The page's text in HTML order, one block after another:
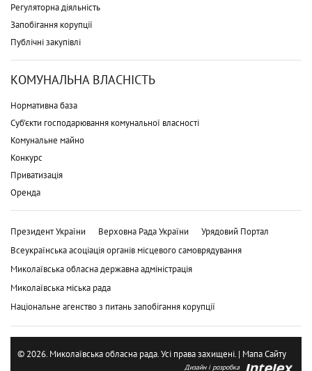
Регуляторна діяльність
Запобігання корупції
Публічні закупівлі
КОМУНАЛЬНА ВЛАСНІСТЬ
Нормативна база
Суб'єкти господарювання комунальної власності
Комунальне майно
Конкурс
Приватизація
Оренда
Президент України Верховна Рада України
Урядовий Портал
Всеукраїнська асоціація органів місцевого самоврядування
Миколаївська обласна державна адміністрація
Миколаївська міська рада
Національне агенство з питань запобігання корупції
© 2026. Миколаївська обласна рада. Усі права захищені. | Мапа Сайту
Дизайн і розробка